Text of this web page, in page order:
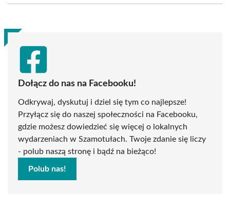
(Twitter)
Dołącz do nas na Facebooku!
Odkrywaj, dyskutuj i dziel się tym co najlepsze!
Przyłącz się do naszej społeczności na Facebooku,
gdzie możesz dowiedzieć się więcej o lokalnych
wydarzeniach w Szamotułach. Twoje zdanie się liczy
- polub naszą stronę i bądź na bieżąco!
Polub nas!